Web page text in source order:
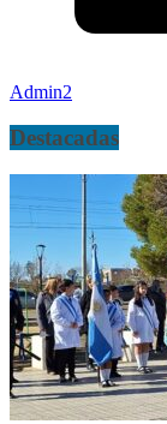
Admin2
Destacadas